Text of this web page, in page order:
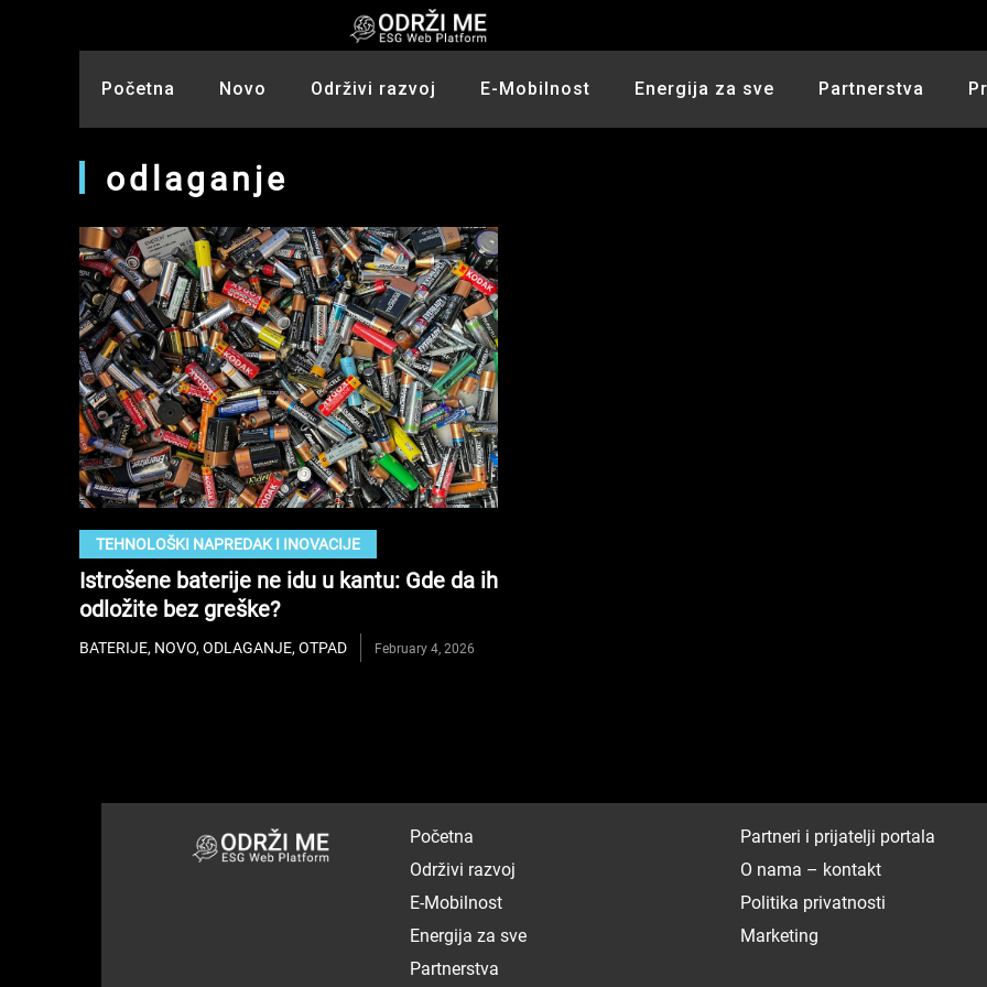
Početna Novo Održivi razvoj E-Mobilnost Energija za sve Partnerstva
odlaganje
TEHNOLOŠKI NAPREDAK I INOVACIJE
Istrošene baterije ne idu u kantu: Gde da ih
odložite bez greške?
BATERIJE, NOVO,ODLAGANJE,OTPAD February 4, 2026
Početna
Održivi razvoj
E-Mobilnost
Energija za sve
Partnerstva
Partneri i prijatelji portala
O nama – kontakt
Politika privatnosti
Marketing